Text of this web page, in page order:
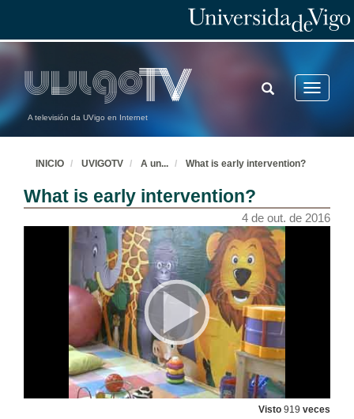
A televisión da UVigo en Internet
Toggle
TOGGLE
SEARCH
INICIO UVIGOTV A un... What is early intervention?
What is early intervention?
4 de out. de 2016
Visto 919 veces